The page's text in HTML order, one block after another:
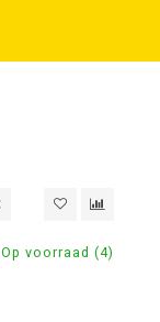
Op voorraad (4)